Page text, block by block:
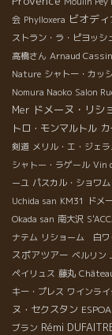
会 Phylloxera ビオデ
ストラン・ラ・ピヨッシ
高橋さん Arnaud
Nature シャトー・カッ
Nomura Naoko Salon
Mer ドメーヌ・リシ
トロ・モンマルトル
剣道 メリル・エ・ジェ
シャトー・ラゲール Vin
ーユ パスカル・ショワム
Uchida san KM31 ドメ
Okada san 南大沢
ナテム リショーム 白ワ
スポアツアー ベルリン
ペイリュス 藤丸
キー・プレス ワインラ
ヌ・セクスタン
ブラン Rémi